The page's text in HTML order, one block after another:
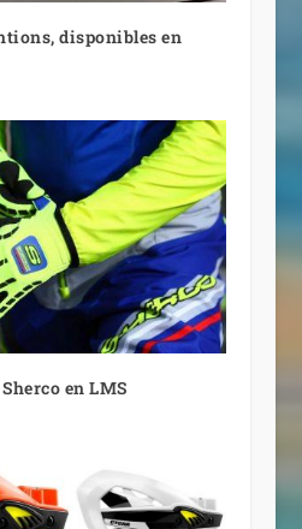
disponibles en
en LMS